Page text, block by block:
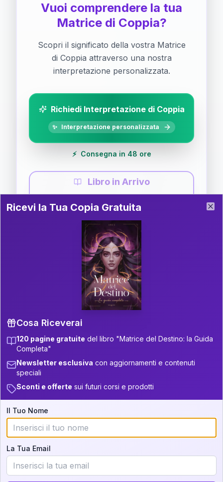
Vuoi comprendere la tua
Matrice di Coppia?
Scopri il significato della vostra Matrice
di Coppia attraverso una nostra
interpretazione personalizzata.
Richiedi Interpretazione di Coppia
✨ Interpretazione personalizzata
⚡ Consegna in 48 ore
Libro in Arrivo
Guida completa di Coppia
Il libro è in fase di scrittura. Iscriviti alla newsletter
per ricevere aggiornamenti!
P.S. Interpretazione parziale
gratuita
Scorri più in basso per vedere
un'interpretazione parziale gratuita della tua
Iscriviti alla newsletter per ricevere
aggiornamenti quando sarà disponibile.
Cosa scoprirete nella vostra
interpretazione:
💕 Come rafforzare la vostra unione
Ricevi la Tua Copia Gratuita del Libro
Ricevi la Tua Copia Gratuita
Cosa Riceverai
120 pagine gratuite del libro "Matrice del Destino: la Guida
Completa"
Newsletter esclusiva con aggiornamenti e contenuti
speciali
Sconti e offerte sui futuri corsi e prodotti
Il Tuo Nome
La Tua Email